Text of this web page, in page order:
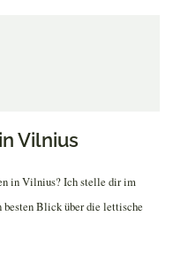
Vilnius
in Vilnius? Ich stelle dir im
besten Blick über die lettische